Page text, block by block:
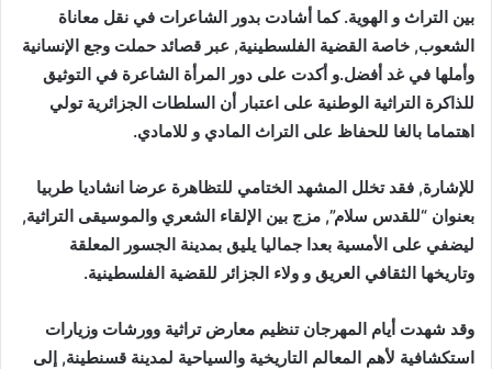
بين التراث و الهوية. كما أشادت بدور الشاعرات في نقل معاناة
الشعوب, خاصة القضية الفلسطينية, عبر قصائد حملت وجع الإنسانية
وأملها في غد أفضل.و أكدت على دور المرأة الشاعرة في التوثيق
للذاكرة التراثية الوطنية على اعتبار أن السلطات الجزائرية تولي
اهتماما بالغا للحفاظ على التراث المادي و للامادي.
للإشارة, فقد تخلل المشهد الختامي للتظاهرة عرضا انشاديا طربيا
بعنوان “للقدس سلام”, مزج بين الإلقاء الشعري والموسيقى التراثية,
ليضفي على الأمسية بعدا جماليا يليق بمدينة الجسور المعلقة
وتاريخها الثقافي العريق و ولاء الجزائر للقضية الفلسطينية.
وقد شهدت أيام المهرجان تنظيم معارض تراثية وورشات وزيارات
استكشافية لأهم المعالم التاريخية والسياحية لمدينة قسنطينة, إلى